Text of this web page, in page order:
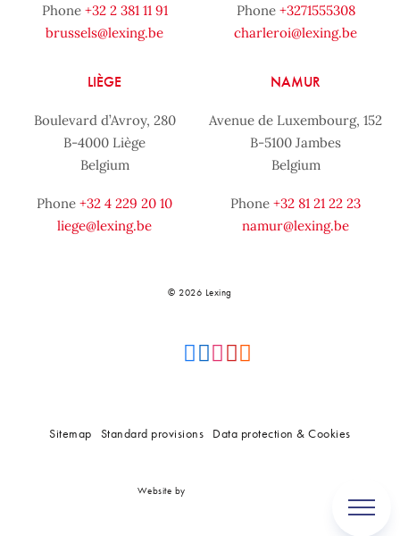
Phone +32 2 381 11 91
brussels@lexing.be
Phone +3271555308
charleroi@lexing.be
LIÈGE
Boulevard d’Avroy, 280
B-4000 Liège
Belgium
Phone +32 4 229 20 10
liege@lexing.be
NAMUR
Avenue de Luxembourg, 152
B-5100 Jambes
Belgium
Phone +32 81 21 22 23
namur@lexing.be
© 2026 Lexing
Sitemap Standard provisions Data protection & Cookies
Website by